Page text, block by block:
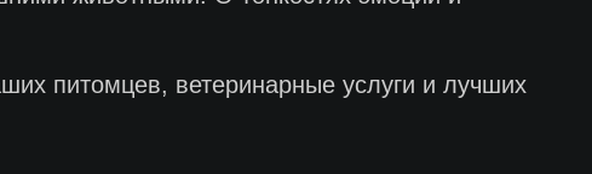
питомцев, ветеринарные услуги и лучших